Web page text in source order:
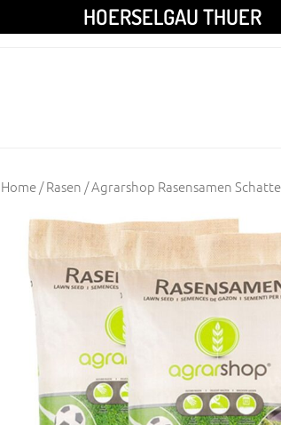
HOERSELGAU THUER
Home/Rasen / Agrarshop Rasensamen